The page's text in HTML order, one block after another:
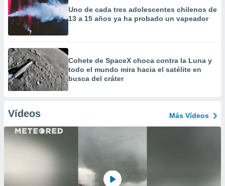
Uno de cada tres adolescentes chilenos de
13 a 15 años ya ha probado un vapeador
Cohete de SpaceX choca contra la Luna y
todo el mundo mira hacia el satélite en
busca del cráter
Vídeos Más Vídeos